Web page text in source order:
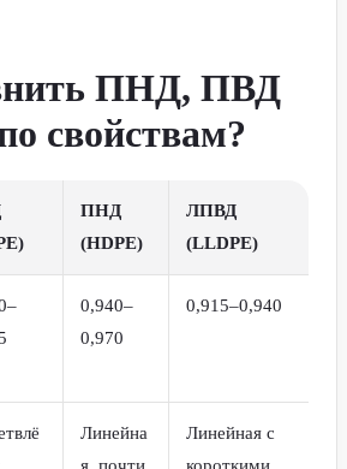
ПНД, ПВД
свойствам?
ПНД
(HDPE)
ЛПВД
(LLDPE)
0,940–
0,970
0,915–0,940
Линейна
Линейная с